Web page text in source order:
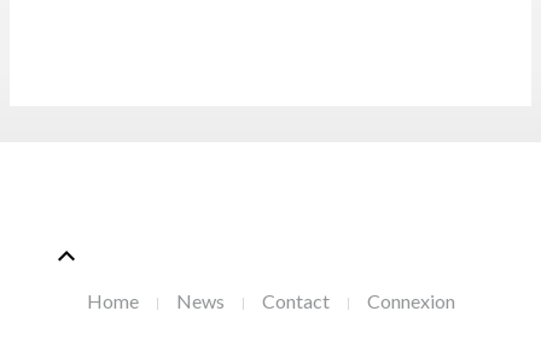
Home News Contact Connexion